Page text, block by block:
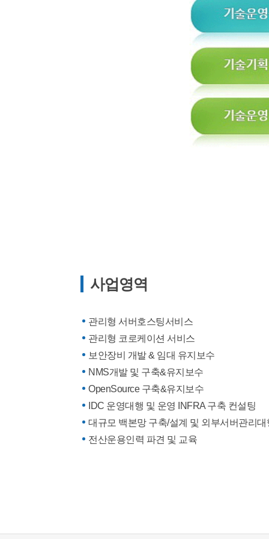
사업영역
관리형 서버호스팅서비스
관리형 코로케이션 서비스
보안장비 개발 & 임대 유지보수
NMS개발 및 구축&유지보수
OpenSource 구축&유지보수
IDC 운영대행 및 운영 INFRA 구축 컨설팅
대규모 백본망 구축/설계 및 외부서버관리대
전산운용인력 파견 및 교육